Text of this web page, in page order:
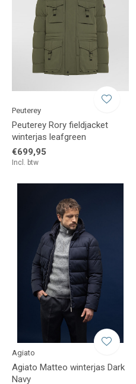
Peuterey
Peuterey Rory fieldjacket
winterjas leafgreen
€699,95
Incl. btw
Agiato
Agiato Matteo winterjas Dark
Navy